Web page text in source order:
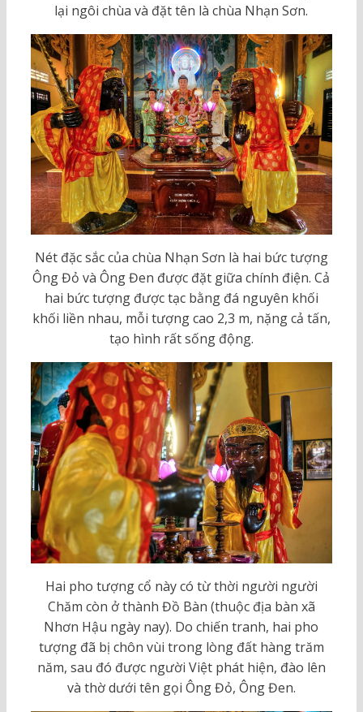
lại ngôi chùa và đặt tên là chùa Nhạn Sơn.
Nét đặc sắc của chùa Nhạn Sơn là hai bức tượng
Ông Đỏ và Ông Đen được đặt giữa chính điện. Cả
hai bức tượng được tạc bằng đá nguyên khối
khối liền nhau, mỗi tượng cao 2,3 m, nặng cả tấn,
tạo hình rất sống động.
Hai pho tượng cổ này có từ thời người người
Chăm còn ở thành Đồ Bàn (thuộc địa bàn xã
Nhơn Hậu ngày nay). Do chiến tranh, hai pho
tượng đã bị chôn vùi trong lòng đất hàng trăm
năm, sau đó được người Việt phát hiện, đào lên
và thờ dưới tên gọi Ông Đỏ, Ông Đen.